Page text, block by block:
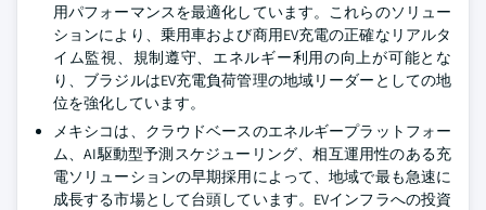
用パフォーマンスを最適化しています。これらのソリュー
ションにより、乗用車および商用EV充電の正確なリアルタ
イム監視、規制遵守、エネルギー利用の向上が可能とな
り、ブラジルはEV充電負荷管理の地域リーダーとしての地
位を強化しています。
メキシコは、クラウドベースのエネルギープラットフォー
ム、AI駆動型予測スケジューリング、相互運用性のある充
電ソリューションの早期採用によって、地域で最も急速に
成長する市場として台頭しています。EVインフラへの投資